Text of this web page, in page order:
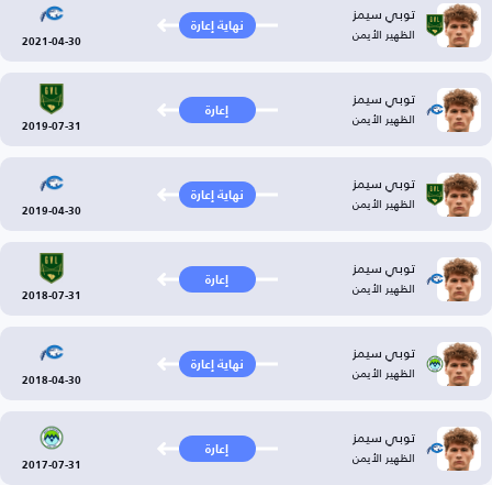
توبي سيمز
الظهير الأيمن نهاية إعارة
2021-04-30
توبي سيمز
الظهير الأيمن إعارة
2019-07-31
توبي سيمز
الظهير الأيمن نهاية إعارة
2019-04-30
توبي سيمز
الظهير الأيمن إعارة
2018-07-31
توبي سيمز
الظهير الأيمن نهاية إعارة
2018-04-30
توبي سيمز
الظهير الأيمن إعارة
2017-07-31